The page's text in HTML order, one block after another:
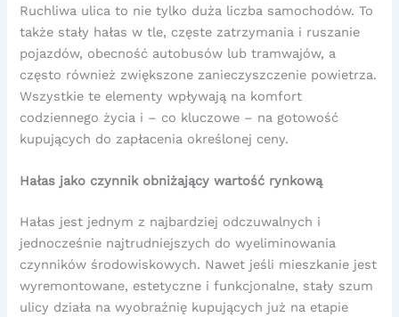
Ruchliwa ulica to nie tylko duża liczba samochodów. To
także stały hałas w tle, częste zatrzymania i ruszanie
pojazdów, obecność autobusów lub tramwajów, a
często również zwiększone zanieczyszczenie powietrza.
Wszystkie te elementy wpływają na komfort
codziennego życia i – co kluczowe – na gotowość
kupujących do zapłacenia określonej ceny.
Hałas jako czynnik obniżający wartość rynkową
Hałas jest jednym z najbardziej odczuwalnych i
jednocześnie najtrudniejszych do wyeliminowania
czynników środowiskowych. Nawet jeśli mieszkanie jest
wyremontowane, estetyczne i funkcjonalne, stały szum
ulicy działa na wyobraźnię kupujących już na etapie